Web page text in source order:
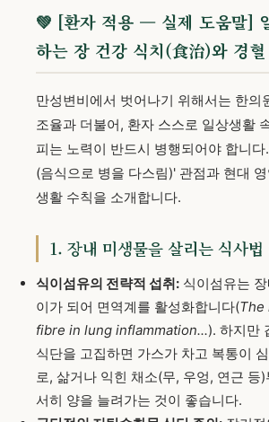
💚 [환자 적용 — 실제 도움말]
하는 장 건강 식치(食治)와 경혈
만성변비에서 벗어나기 위해서는 한의
조율과 더불어, 환자 스스로 일상생활
피는 노력이 반드시 병행되어야 합니
(음식으로 병을 다스림)' 관점과 현대
생활 수칙을 소개합니다.
1. 장내 미생물을 살리는 식사
식이섬유의 전략적 섭취: 식이섬유는
이가 되어 면역계를 활성화합니다(The
fibre in lung inflammation...). 하지만
식단을 고집하면 가스가 차고 복통이
로, 삶거나 익힌 채소(무, 우엉, 연근 등
서히 양을 늘려가는 것이 좋습니다.